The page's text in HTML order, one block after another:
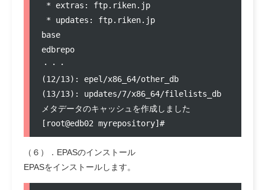
* extras: ftp.riken.jp
* updates: ftp.riken.jp
base
edbrepo
・・・
(12/13): epel/x86_64/other_db
(13/13): updates/7/x86_64/
メタデータのキャッシュを作成しました
（６）．EPASのインストール
EPASをインストールします。